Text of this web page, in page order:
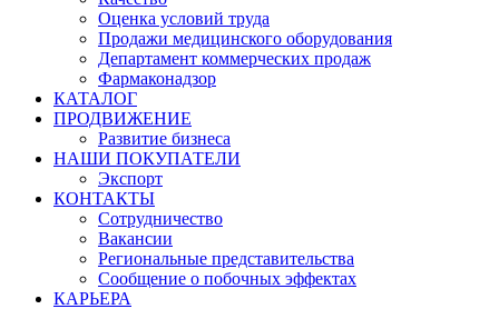
Оценка условий труда
Продажи медицинского оборудования
Департамент коммерческих продаж
Фармаконадзор
КАТАЛОГ
ПРОДВИЖЕНИЕ
Развитие бизнеса
НАШИ ПОКУПАТЕЛИ
Экспорт
КОНТАКТЫ
Сотрудничество
Вакансии
Региональные представительства
Сообщение о побочных эффектах
КАРЬЕРА